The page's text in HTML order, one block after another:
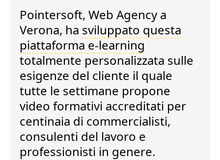
Pointersoft, Web Agency a
Verona, ha sviluppato questa
piattaforma e-learning
totalmente personalizzata sulle
esigenze del cliente il quale
tutte le settimane propone
video formativi accreditati per
centinaia di commercialisti,
consulenti del lavoro e
professionisti in genere.